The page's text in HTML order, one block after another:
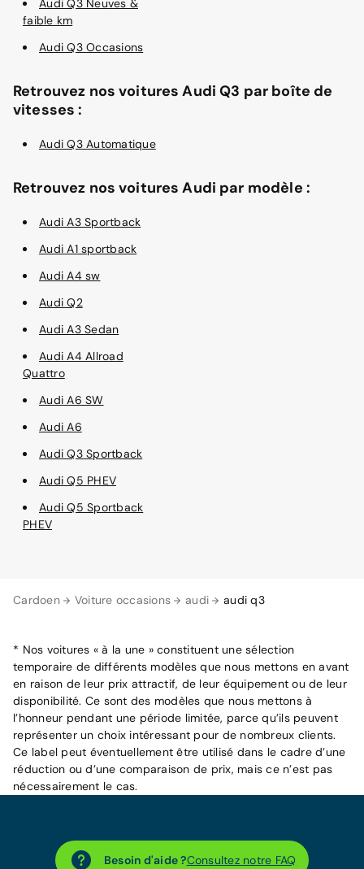
Cardoen Voiture occasions audi audi q3
Audi Q3 Neuves &
faible km
Audi Q3 Occasions
Retrouvez nos voitures Audi Q3 par boîte de
vitesses :
Audi Q3 Automatique
Retrouvez nos voitures Audi par modèle :
Audi A3 Sportback
Audi A1 sportback
Audi A4 sw
Audi Q2
Audi A3 Sedan
Audi A4 Allroad
Quattro
Audi A6 SW
Audi A6
Audi Q3 Sportback
Audi Q5 PHEV
Audi Q5 Sportback
PHEV
* Nos voitures « à la une » constituent une sélection
temporaire de différents modèles que nous mettons en avant
en raison de leur prix attractif, de leur équipement ou de leur
disponibilité. Ce sont des modèles que nous mettons à
l’honneur pendant une période limitée, parce qu’ils peuvent
représenter un choix intéressant pour de nombreux clients.
Ce label peut éventuellement être utilisé dans le cadre d’une
réduction ou d’une comparaison de prix, mais ce n’est pas
nécessairement le cas.
Besoin d'aide ?Consultez notre FAQ